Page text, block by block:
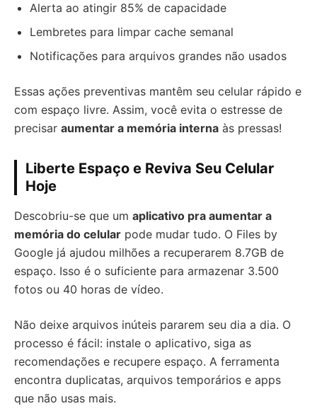
Alerta ao atingir 85% de capacidade
Lembretes para limpar cache semanal
Notificações para arquivos grandes não usados
Essas ações preventivas mantêm seu celular rápido e
com espaço livre. Assim, você evita o estresse de
precisar aumentar a memória interna às pressas!
Liberte Espaço e Reviva Seu Celular
Hoje
Descobriu-se que um aplicativo pra aumentar a
memória do celular pode mudar tudo. O Files by
Google já ajudou milhões a recuperarem 8.7GB de
espaço. Isso é o suficiente para armazenar 3.500
fotos ou 40 horas de vídeo.
Não deixe arquivos inúteis pararem seu dia a dia. O
processo é fácil: instale o aplicativo, siga as
recomendações e recupere espaço. A ferramenta
encontra duplicatas, arquivos temporários e apps
que não usas mais.